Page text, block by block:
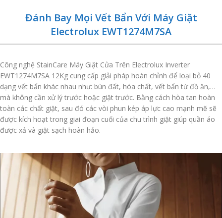
Đánh Bay Mọi Vết Bẩn Với Máy Giặt
Electrolux EWT1274M7SA
Công nghệ StainCare Máy Giặt Cửa Trên Electrolux Inverter
EWT1274M7SA 12Kg cung cấp giải pháp hoàn chỉnh để loại bỏ 40
dạng vết bẩn khác nhau như: bùn đất, hóa chất, vết bẩn từ đồ ăn,…
mà không cần xử lý trước hoặc giặt trước. Bằng cách hòa tan hoàn
toàn các chất giặt, sau đó các vòi phun kép áp lực cao mạnh mẽ sẽ
được kích hoạt trong giai đoạn cuối của chu trình giặt giúp quần áo
được xả và giặt sạch hoàn hảo.